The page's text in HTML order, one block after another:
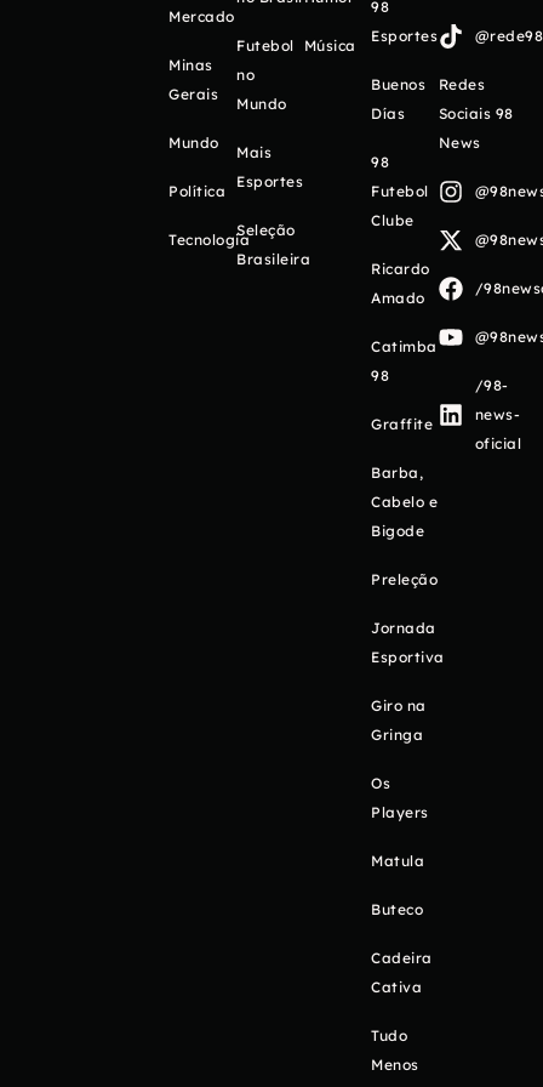
Mercado
Minas
Gerais
Mundo
Política
Tecnologia
Futebol
no
Mundo
Mais
Esportes
Seleção
Brasileira
Música
98
Esportes
Buenos
Días
98
Futebol
Clube
Ricardo
Amado
Catimba
98
Graffite
Barba,
Cabelo e
Bigode
Preleção
Jornada
Esportiva
Giro na
Gringa
Os
Players
Matula
Buteco
Cadeira
Cativa
Tudo
Menos
Redes
Sociais 98
News
/
/98-
news-
oficial